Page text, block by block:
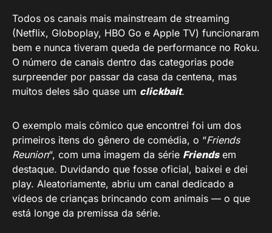
Todos os canais mais mainstream de streaming
(Netflix, Globoplay, HBO Go e Apple TV) funcionaram
bem e nunca tiveram queda de performance no Roku.
O número de canais dentro das categorias pode
surpreender por passar da casa da centena, mas
muitos deles são quase um clickbait.
O exemplo mais cômico que encontrei foi um dos
primeiros itens do gênero de comédia, o “Friends
Reunion“, com uma imagem da série Friendsem
destaque. Duvidando que fosse oficial, baixei e dei
play. Aleatoriamente, abriu um canal dedicado a
vídeos de crianças brincando com animais — o que
está longe da premissa da série.